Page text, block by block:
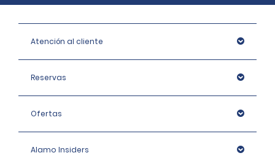
Atención al cliente
Reservas
Ofertas
Alamo Insiders